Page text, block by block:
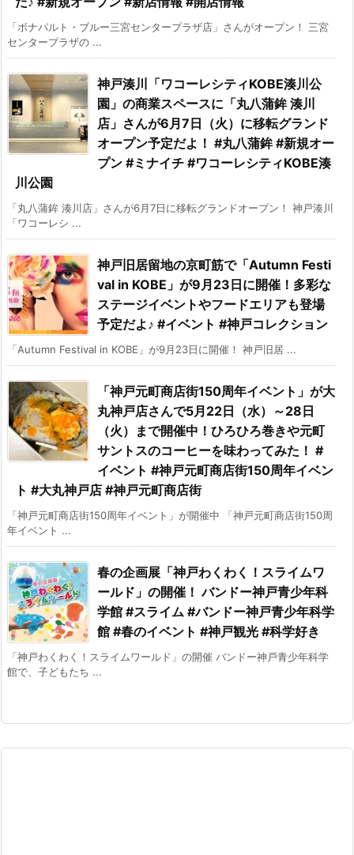
「ボナパルト・ブルー三宮センタープラザ店」さんがオープン！ 三宮
センタープラザの ...
神戸湊川「ワコーレシティKOBE湊川公
園」の商業スペースに「丸八蒲鉾 湊川
店」さんが6月7日（火）に移転グランド
オープン予定だよ！ #丸八蒲鉾 #新規オー
プン #ミナイチ #ワコーレシティKOBE湊
川公園
「丸八蒲鉾 湊川店」さんが6月7日に移転グランドオープン！ 神戸湊川
「ワコーレシ ...
神戸旧居留地の京町筋で「Autumn Festi
val in KOBE」が9月23日に開催！多彩な
ステージイベントやフードエリアも登場
予定だよ♪ #イベント #神戸コレクション
「Autumn Festival in KOBE」が9月23日に開催！ 神戸旧居 ...
「神戸元町商店街150周年イベント」が大
丸神戸店さんで5月22日（水）～28日
（火）まで開催中！ひろひろ巻きや元町
サントスのコーヒーを味わってみた！ #
イベント #神戸元町商店街150周年イベン
ト #大丸神戸店 #神戸元町商店街
「神戸元町商店街150周年イベント」が開催中 「神戸元町商店街150周
年イベント ...
春の企画展「神戸わくわく！スライムワ
ールド」の開催！ バンドー神戸青少年科
学館 #スライム #バンドー神戸青少年科学
館 #春のイベント #神戸観光 #科学好き
「神戸わくわく！スライムワールド」の開催 バンドー神戸青少年科学
館で、子どもたち ...